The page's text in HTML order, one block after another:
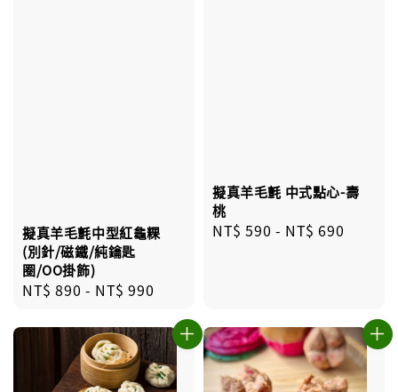
擬真羊毛氈中型紅龜粿
(別針/磁鐵/純鑰匙
圈/OO掛飾)
Regular
NT$ 890 - NT$ 990
擬真羊毛氈 中式點心-壽
桃
Regular
NT$ 590 - NT$ 690